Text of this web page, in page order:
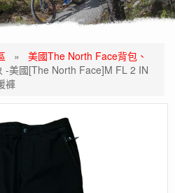
» 美國The North Face背包、
-美國[The North Face]M FL 2 IN
褲